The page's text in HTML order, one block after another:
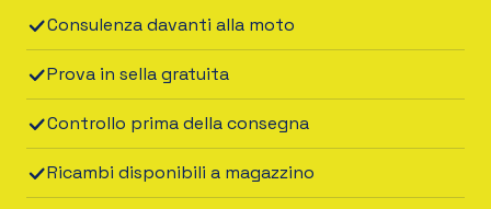
Consulenza davanti alla moto
Prova in sella gratuita
Controllo prima della consegna
Ricambi disponibili a magazzino